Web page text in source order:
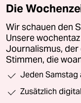
Die
Wir schauen den
Unsere
Journalismus, der
Stimmen, die
Jeden Samstag
Zusätzlich